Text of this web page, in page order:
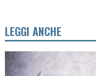
LEGGI ANCHE